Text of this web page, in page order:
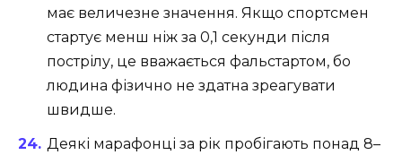
має величезне значення. Якщо спортсмен
стартує менш ніж за 0,1 секунди після
пострілу, це вважається фальстартом, бо
людина фізично не здатна зреагувати
швидше.
Деякі марафонці за рік пробігають понад 8–